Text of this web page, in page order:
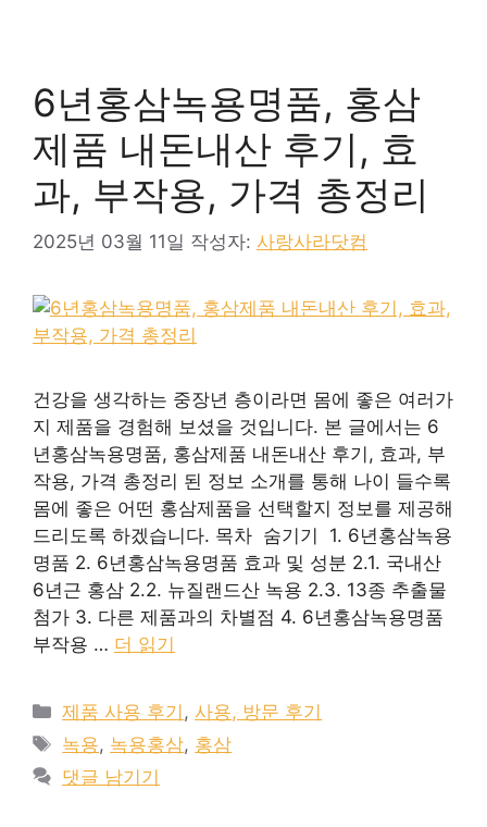
6년홍삼녹용명품, 홍삼
제품 내돈내산 후기, 효
과, 부작용, 가격 총정리
2025년 03월 11일 작성자: 사랑사라닷컴
건강을 생각하는 중장년 층이라면 몸에 좋은 여러가
지 제품을 경험해 보셨을 것입니다. 본 글에서는 6
년홍삼녹용명품, 홍삼제품 내돈내산 후기, 효과, 부
작용, 가격 총정리 된 정보 소개를 통해 나이 들수록
몸에 좋은 어떤 홍삼제품을 선택할지 정보를 제공해
드리도록 하겠습니다. 목차 숨기기 1. 6년홍삼녹용
명품 2. 6년홍삼녹용명품 효과 및 성분 2.1. 국내산
6년근 홍삼 2.2. 뉴질랜드산 녹용 2.3. 13종 추출물
첨가 3. 다른 제품과의 차별점 4. 6년홍삼녹용명품
부작용 … 더 읽기
카
테
리
제품 사용 후기 ,사용, 방문 후기
태
그
녹용, 녹용홍삼, 홍삼
댓글 남기기